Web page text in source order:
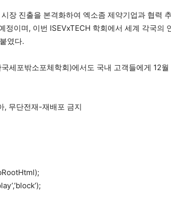
장 진출을 본격화하여 엑소좀 제약기업과 협력
정이며, 이번 ISEVxTECH 학회에서 세계 각국의
였다.
세포밖소포체학회)에서도 국내 고객들에게 12
무단전재-재배포 금지